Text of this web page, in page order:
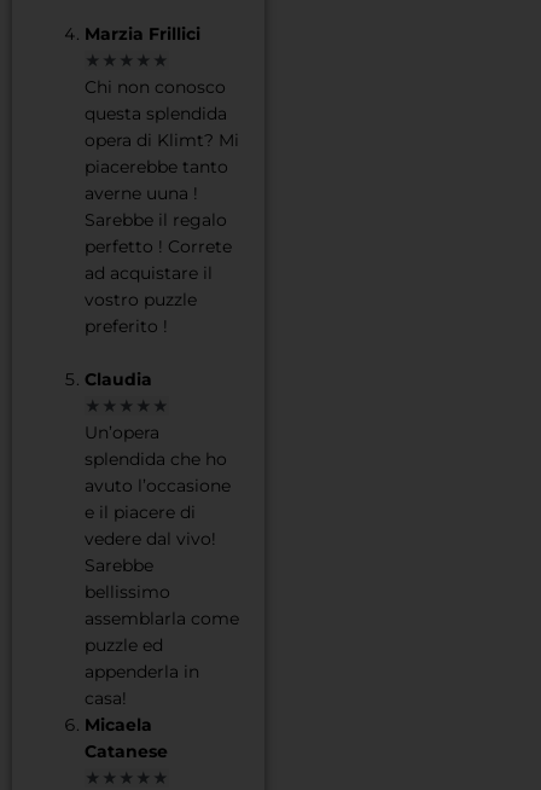
Marzia Frillici
★★★★★
Chi non conosco
questa splendida
opera di Klimt? Mi
piacerebbe tanto
averne uuna !
Sarebbe il regalo
perfetto ! Correte
ad acquistare il
vostro puzzle
preferito !
Claudia
★★★★★
Un’opera
splendida che ho
avuto l’occasione
e il piacere di
vedere dal vivo!
Sarebbe
bellissimo
assemblarla come
puzzle ed
appenderla in
casa!
Micaela
Catanese
★★★★★